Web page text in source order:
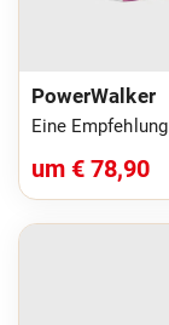
PowerWalker
Eine
um € 78,90